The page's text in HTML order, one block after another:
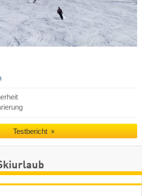
Testbericht